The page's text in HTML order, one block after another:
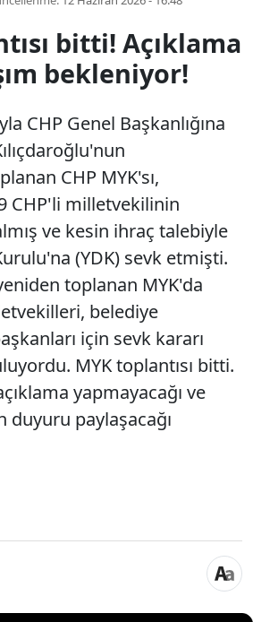
bitti! Açıklama
bekleniyor!
CHP Genel Başkanlığına
CHP MYK'sı,
CHP'li milletvekilinin
ve kesin ihraç talebiyle
(YDK) sevk etmişti.
toplanan MYK'da
belediye
için sevk kararı
MYK toplantısı bitti.
yapmayacağı ve
duyuru paylaşacağı